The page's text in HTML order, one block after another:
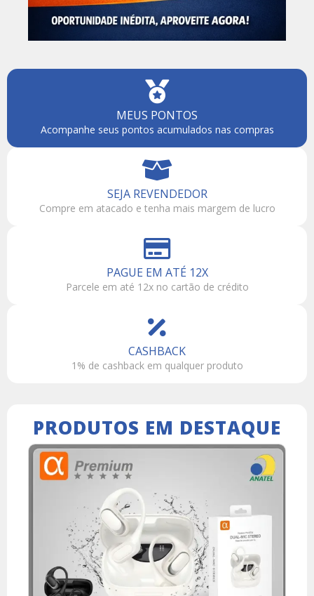
MEUS PONTOS
Acompanhe seus pontos acumulados nas compras
SEJA REVENDEDOR
Compre em atacado e tenha mais margem de lucro
PAGUE EM ATÉ 12X
Parcele em até 12x no cartão de crédito
CASHBACK
1% de cashback em qualquer produto
PRODUTOS EM DESTAQUE